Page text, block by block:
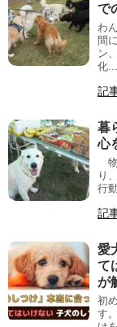
で
わ
間
ン
化...
記
暮
心
物
り
行
記
愛
て
が
初
す